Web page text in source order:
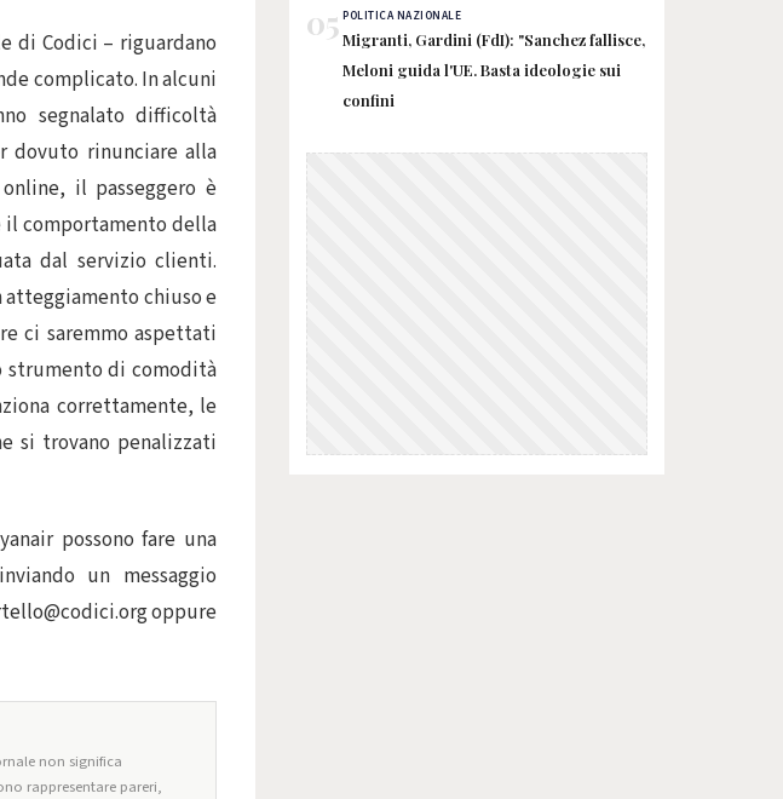
di Codici – riguardano
complicato. In alcuni
segnalato difficoltà
dovuto rinunciare alla
il passeggero è
il comportamento della
dal servizio clienti.
atteggiamento chiuso e
ci saremmo aspettati
strumento di comodità
correttamente, le
si trovano penalizzati
possono fare una
un messaggio
oppure
non significa
rappresentare pareri,
05 POLITICA NAZIONALE
Migranti, Gardini (FdI): "Sanchez fallisce,
Meloni guida l'UE. Basta ideologie sui
confini